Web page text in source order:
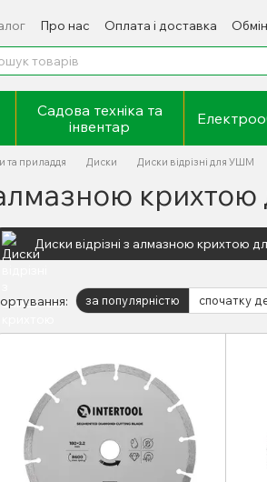
Про нас Оплата і доставка
про магазин
Садова техніка та
інвентар
та приладдя Диски Диски відрізні для УШМ
алмазною
Диски відрізні з алмазною крихтою
за популярністю спочатку